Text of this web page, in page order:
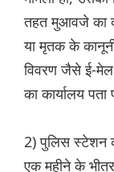
तहत मुआवजे का
या मृतक के कानूनी
विवरण जैसे ई-मेल
का कार्यालय पता
2) पुलिस स्टेशन
एक महीने के